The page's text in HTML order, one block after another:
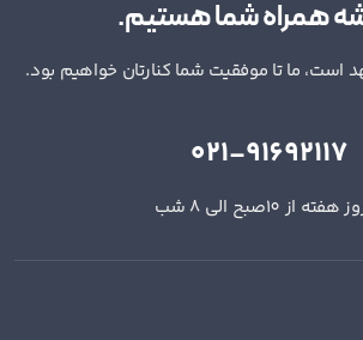
همراه شما هستیم.
ما تا موفقیت شما کنارتان خواهیم بود.
021-91692117